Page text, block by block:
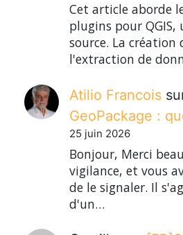
Cet article aborde
plugins pour QGIS,
source. La création
l'extraction de
Atilio Francois
GeoPackage :
25 juin 2026
Bonjour, Merci
vigilance, et vous
de le signaler. Il
d'un…